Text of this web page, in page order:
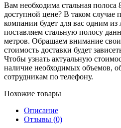
Вам необходима стальная полоса
доступной цене? В таком случае
компании будет для вас одним
поставляем стальную полосу
метров. Обращаем внимание
стоимость доставки будет
Чтобы узнать актуальную
наличие необходимых объемов,
сотрудникам по телефону.
Похожие товары
Описание
Отзывы (0)